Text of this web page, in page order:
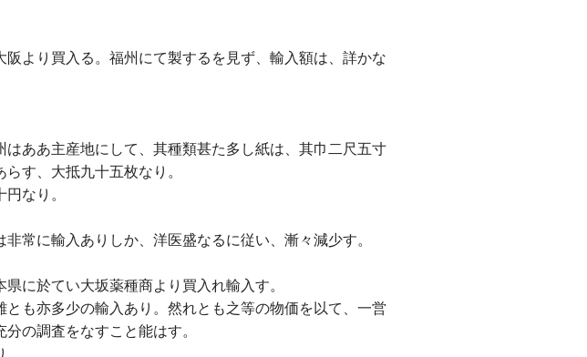
より買入る。福州にて製するを見ず、輸入額は、詳かな
あ主産地にして、其種類甚た多し紙は、其巾二尺五寸
す、大抵九十五枚なり。
なり。
に輸入ありしか、洋医盛なるに従い、漸々減少す。
於てい大坂薬種商より買入れ輸入す。
も亦多少の輸入あり。然れとも之等の物価を以て、一営
の調査をなすこと能はす。